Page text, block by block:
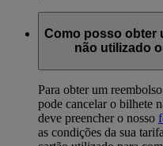
Como posso obter
não utilizado
Para obter um
pode cancelar o bilhete
deve preencher o nosso
as condições da sua